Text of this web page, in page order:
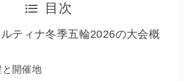
目次
ティナ冬季五輪2026の大会概
開催地